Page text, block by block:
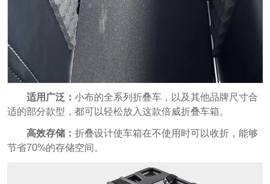
适用广泛： 小布的全系列折叠车，以及其他品牌尺寸合
适的部分款型，都可以轻松放入这款倍威折叠车箱。
高效存储： 折叠设计使车箱在不使用时可以收折，能够
节省70%的存储空间。